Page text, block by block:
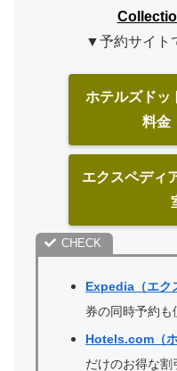
▼予約サイト
ホテルズドッ
料金
エクスペディ
Expedia（エク
券の同時予約も
Hotels.com（ホ
だけのお得な割